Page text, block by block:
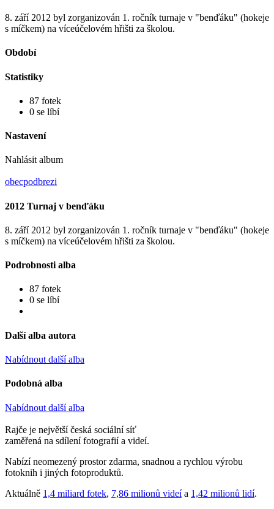
8. září 2012 byl zorganizován 1. ročník turnaje v "benďáku" (hokeje
s míčkem) na víceúčelovém hřišti za školou.
Období
Statistiky
87 fotek
0 se líbí
Nastavení
Nahlásit album
obecpodbrezi
2012 Turnaj v benďáku
8. září 2012 byl zorganizován 1. ročník turnaje v "benďáku" (hokeje
s míčkem) na víceúčelovém hřišti za školou.
Podrobnosti alba
87 fotek
0 se líbí
Další alba autora
Nabídnout další alba
Podobná alba
Nabídnout další alba
Rajče je největší česká sociální síť
zaměřená na sdílení fotografií a videí.
Nabízí neomezený prostor zdarma, snadnou a rychlou výrobu
fotoknih i jiných fotoproduktů.
Aktuálně 1,4 miliard fotek, 7,86 milionů videía 1,42 milionů lidí.